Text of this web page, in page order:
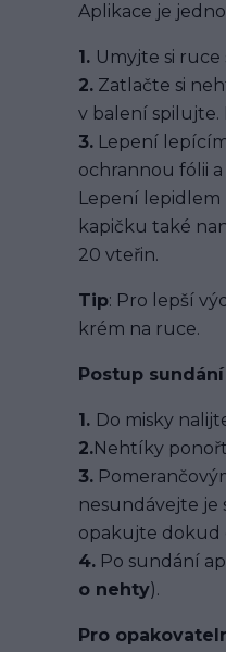
Aplikace je
1. Umyjte si
2. Zatlačte si
v balení
3. Lepení
ochrannou fólii
Lepení
kapičku také
20 vteřin.
Tip: Pro lepší
krém na ruce.
Postup
1. Do misky
2.Nehtíky
3.
nesundávejte je
opakujte dokud
4. Po sundání
o nehty).
Pro